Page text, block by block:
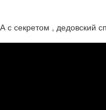
секретом , дедовский